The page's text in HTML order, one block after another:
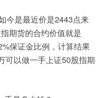
今是最近价是2443点来
期货的合约价值就是
保证金比例，计算结果
可以做一手上证50股指期